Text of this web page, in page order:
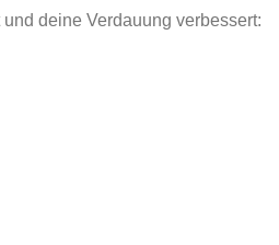
deine Verdauung verbessert: